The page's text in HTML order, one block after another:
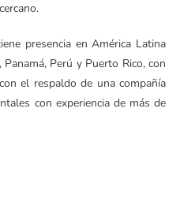
presencia en América Latina
Perú y Puerto Rico, con
el respaldo de una compañía
con experiencia de más de